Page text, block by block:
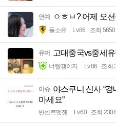
연예 ㅇㅎㅂ? 어제 오
풀소유 Lv.86 조회 5650
유머 고대중국vs중세
너빨갱이지 Lv.86 조회
이슈 야스쿠니 신사 “경
마세요”
빈센트멧젠 Lv.60 조회 2308